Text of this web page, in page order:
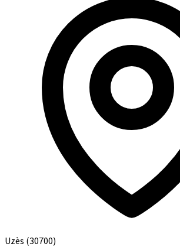
Uzès (30700)